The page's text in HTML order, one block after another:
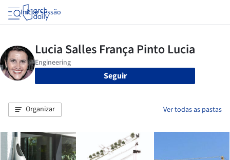
Iniciar sessão
Seguir
Organizar Ver todas as pastas